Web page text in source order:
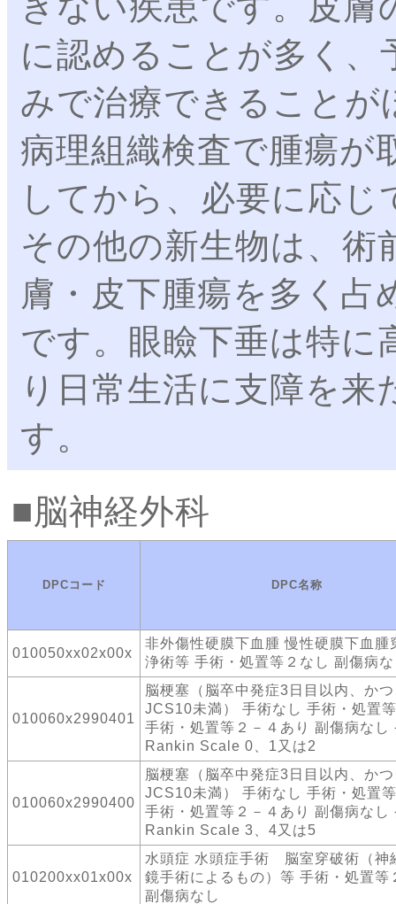
に認めることが多く、
みで治療できることが
病理組織検査で腫瘍が
してから、必要に応
その他の新生物は、術
膚・皮下腫瘍を多く占
です。眼瞼下垂は特に
り日常生活に支障を
す。
脳神経外科
DPCコード DPC名称
010050xx02x00x
非外傷性硬膜下血腫 慢性硬膜下血腫
浄術等 手術・処置等２なし 副傷病
010060x2990401
脳梗塞（脳卒中発症3日目以内、か
JCS10未満） 手術なし 手術・処置
手術・処置等２－４あり 副傷病なし
Rankin Scale 0、1又は2
010060x2990400
脳梗塞（脳卒中発症3日目以内、か
JCS10未満） 手術なし 手術・処置
手術・処置等２－４あり 副傷病なし
Rankin Scale 3、4又は5
010200xx01x00x
水頭症 水頭症手術 脳室穿破術（神
鏡手術によるもの）等 手術・処置等
副傷病なし